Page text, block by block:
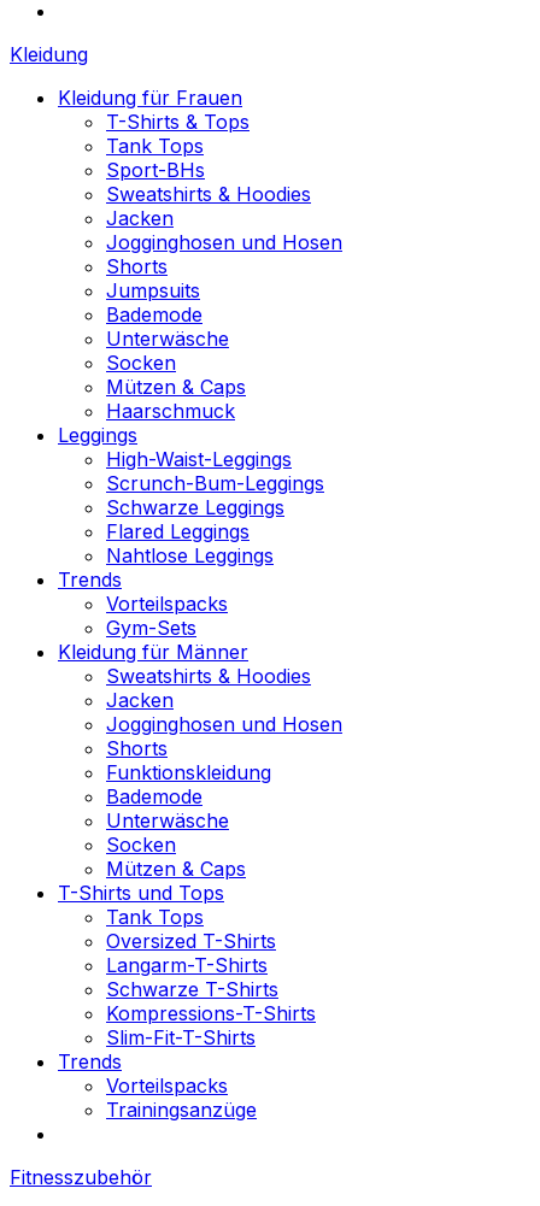
Kleidung
Kleidung für Frauen
T-Shirts & Tops
Tank Tops
Sport-BHs
Sweatshirts & Hoodies
Jacken
Jogginghosen und Hosen
Shorts
Jumpsuits
Bademode
Unterwäsche
Socken
Mützen & Caps
Haarschmuck
Leggings
High-Waist-Leggings
Scrunch-Bum-Leggings
Schwarze Leggings
Flared Leggings
Nahtlose Leggings
Trends
Vorteilspacks
Gym-Sets
Kleidung für Männer
Sweatshirts & Hoodies
Jacken
Jogginghosen und Hosen
Shorts
Funktionskleidung
Bademode
Unterwäsche
Socken
Mützen & Caps
T-Shirts und Tops
Tank Tops
Oversized T-Shirts
Langarm-T-Shirts
Schwarze T-Shirts
Kompressions-T-Shirts
Slim-Fit-T-Shirts
Trends
Vorteilspacks
Trainingsanzüge
Fitnesszubehör